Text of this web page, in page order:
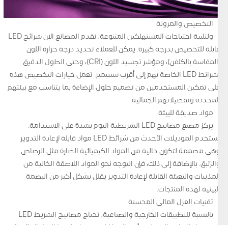
التخصيص والمرونة
ولتلبية احتياجات المستهلكين المتنوعة، تقدم المصانع الآن شرائح LED
قابلة للتخصيص بدرجة كبيرة. يمكن للعملاء تحديد درجة حرارة اللون
(المقاسة بالكلفن)، ومؤشر تجسيد اللون (CRI)، وحتى الطول الدقيق
لشرائط LED الخاصة بهم إلى أقرب سنتيمتر. تعمل خيارات التخصيص هذه
على تمكين المستخدمين من تصميم حلول الإضاءة بما يتناسب مع بيئتهم
المحددة وتفضيلاتهم الجمالية.
مواد صديقة للبيئة
يركز مصنع مصابيح LED الشريطية اليوم بشدة على الاستدامة.
تستخدم الموديلات الأحدث من شرائط LED مواد قابلة لإعادة التدوير
وهي مصممة لتكون خالية من المواد الكيميائية الضارة مثل الرصاص
والزئبق. بالإضافة إلى ذلك، فإن التوجه نحو المواد اللاصقة الخالية من
المذيبات والتعبئة القابلة لإعادة التدوير يقلل بشكل أكبر من البصمة
البيئية لهذه المنتجات.
تقنيات العزل المائي المحسنة
بالنسبة للتطبيقات الخارجية والصناعية، تحتاج مصابيح الشريط LED